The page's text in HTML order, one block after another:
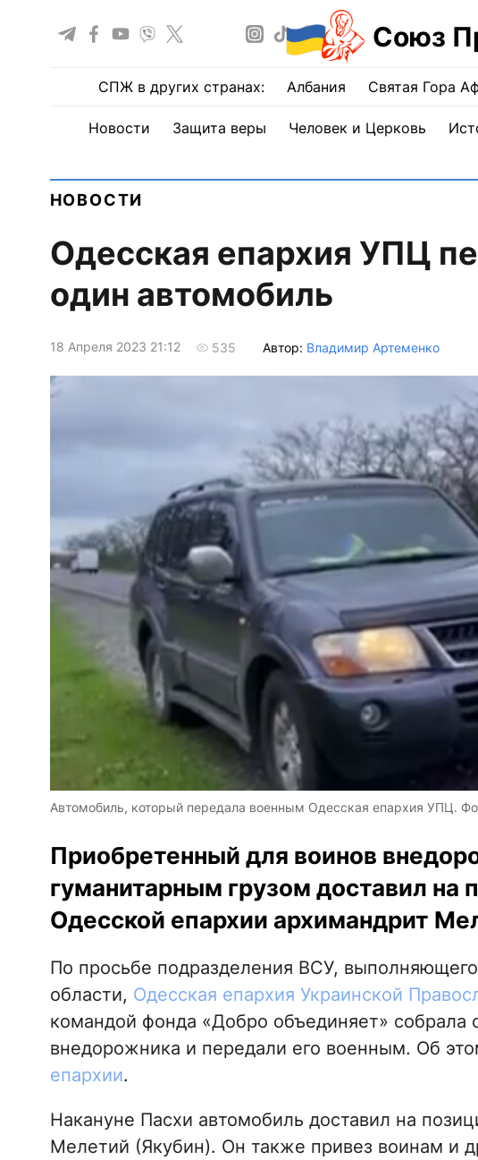
Союз
СПЖ в других странах: Албания Святая Гора
Новости Защита веры Человек и Церковь
НОВОСТИ
Одесская епархия УПЦ
один автомобиль
18 Апреля 2023 21:12 535 Автор: Владимир Артеменко
Автомобиль, который передала военным Одесская епархия УПЦ.
Приобретенный для воинов
гуманитарным грузом доставил на
Одесской епархии архимандрит
По просьбе подразделения ВСУ,
области, Одесская епархия Украинской
командой фонда «Добро объединяет» собрала
внедорожника и передали его военным. Об
епархии.
Накануне Пасхи автомобиль доставил на
Мелетий (Якубин). Он также привез воинам и